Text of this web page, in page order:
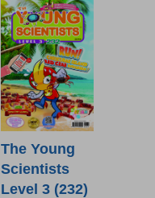
The Young
Scientists
Level 3 (232)